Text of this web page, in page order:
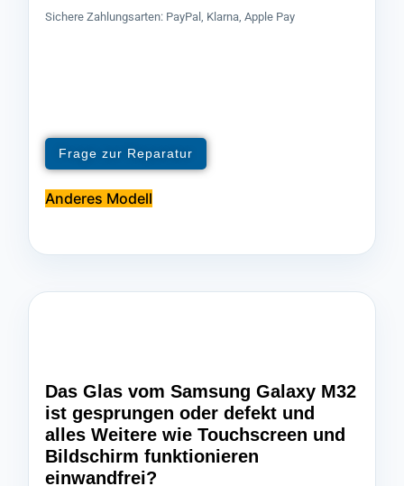
Sichere Zahlungsarten: PayPal, Klarna, Apple Pay
Frage zur Reparatur
Anderes Modell
Das Glas vom Samsung Galaxy M32
ist gesprungen oder defekt und
alles Weitere wie Touchscreen und
Bildschirm funktionieren
einwandfrei?